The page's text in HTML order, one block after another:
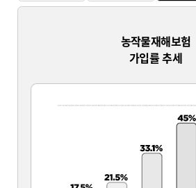
하지만 손해평가사는?
현장에서 직접 손해액을 평가해야하는
누구나 응시 가능한
나이부터 학력, 경력 응시
농작물재해보험
가입률 추세
대상품목 확대에 따른
인력 수요 증가